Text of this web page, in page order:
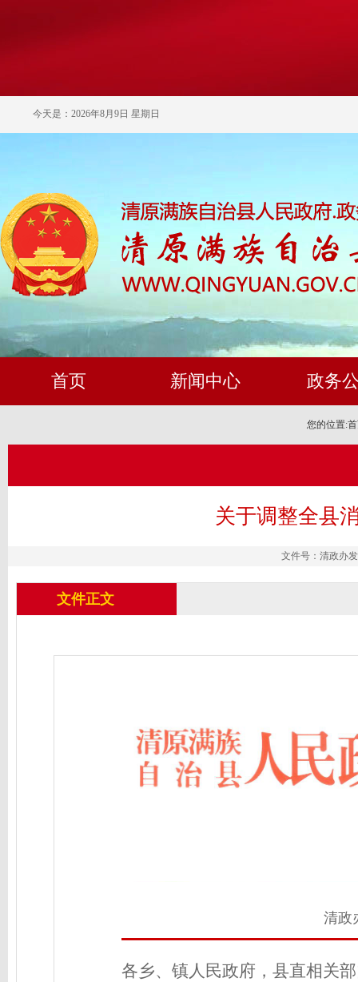
今天是：2026年8月9日 星期日
首页 新闻中心 政务
您的位置:
关于调整全县
文件号：清政办
文件正文
清政
各乡、镇人民政府，县直相关